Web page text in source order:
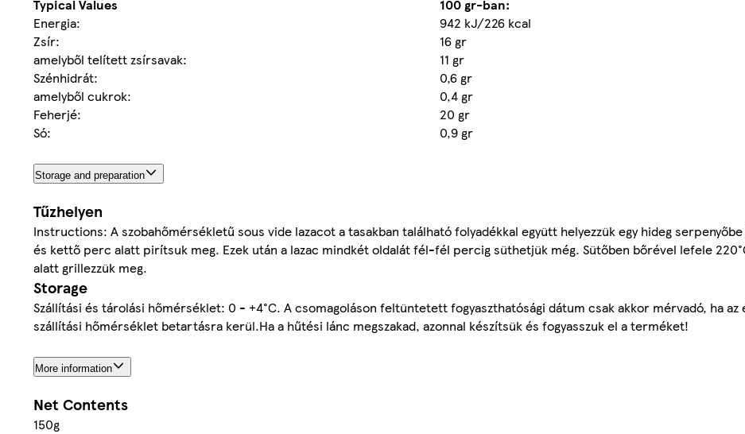
Typical Values
100 gr-ban:
Energia:
942 kJ/226 kcal
Zsír:
16 gr
amelyből telített zsírsavak:
11 gr
Szénhidrát:
0,6 gr
amelyből cukrok:
0,4 gr
Feherjé:
20 gr
Só:
0,9 gr
Storage and preparation
Tűzhelyen
Instructions: A szobahőmérsékletű sous vide lazacot a tasakban található folyadékkal együtt helyezzük egy hideg
és kettő perc alatt pirítsuk meg. Ezek után a lazac mindkét oldalát fél-fél percig süthetjük még. Sütőben bőrével lefele
alatt grillezzük meg.
Storage
Szállítási és tárolási hőmérséklet: 0 - +4°C. A csomagoláson feltüntetett fogyaszthatósági dátum csak akkor mérvadó, ha
szállítási hőmérséklet betartásra kerül.Ha a hűtési lánc megszakad, azonnal készítsük és fogyasszuk el a terméket!
More information
Net Contents
150g